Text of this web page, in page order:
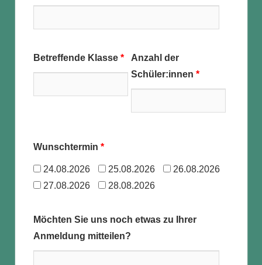
Betreffende Klasse *
Anzahl der
Schüler:innen *
Wunschtermin *
24.08.2026 25.08.2026
26.08.2026
27.08.2026
28.08.2026
Möchten Sie uns noch etwas zu Ihrer
Anmeldung mitteilen?